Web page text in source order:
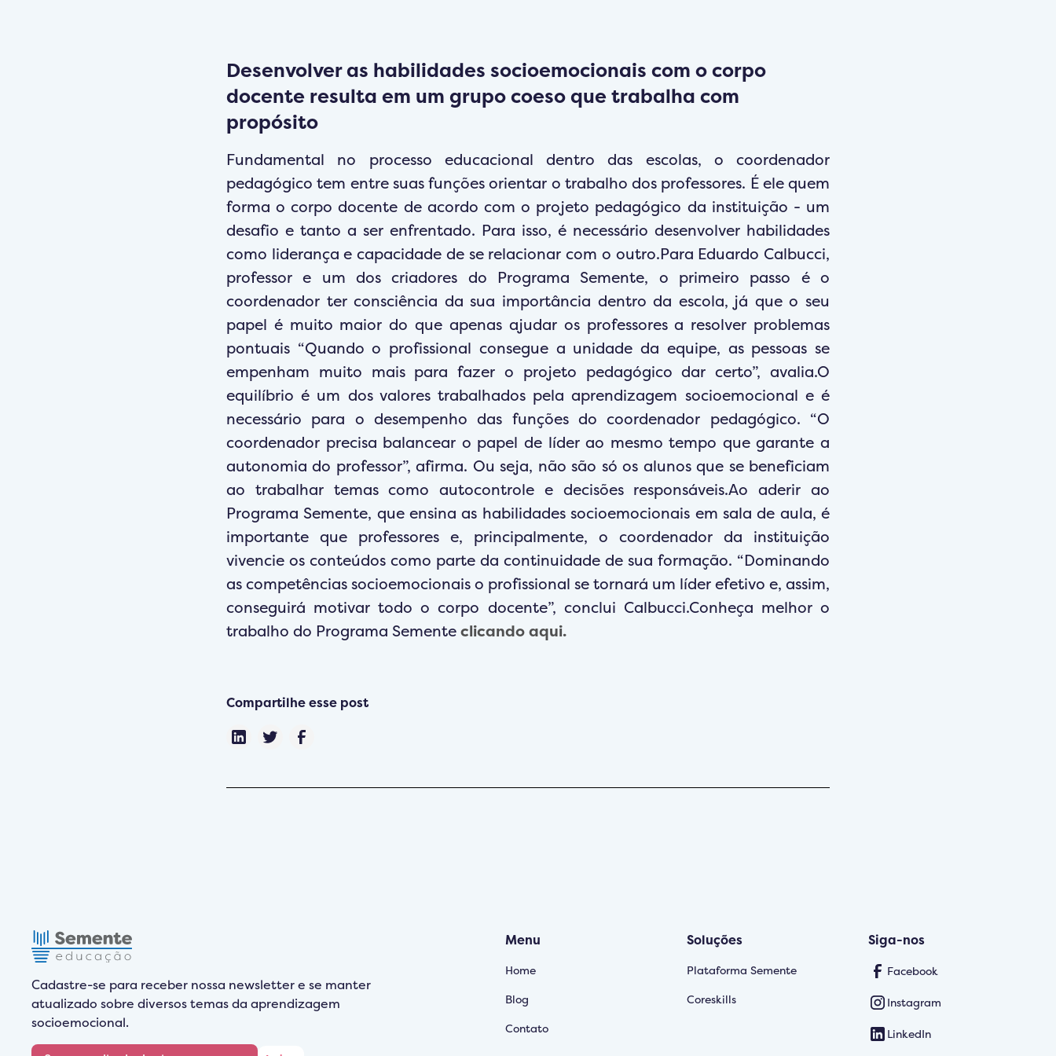
Desenvolver as habilidades socioemocionais com o corpo
docente resulta em um grupo coeso que trabalha com
propósito
Fundamental no processo educacional dentro das escolas, o coordenador
pedagógico tem entre suas funções orientar o trabalho dos professores. É ele quem
forma o corpo docente de acordo com o projeto pedagógico da instituição - um
desafio e tanto a ser enfrentado. Para isso, é necessário desenvolver habilidades
como liderança e capacidade de se relacionar com o outro.Para Eduardo Calbucci,
professor e um dos criadores do Programa Semente, o primeiro passo é o
coordenador ter consciência da sua importância dentro da escola, já que o seu
papel é muito maior do que apenas ajudar os professores a resolver problemas
pontuais “Quando o profissional consegue a unidade da equipe, as pessoas se
empenham muito mais para fazer o projeto pedagógico dar certo”, avalia.O
equilíbrio é um dos valores trabalhados pela aprendizagem socioemocional e é
necessário para o desempenho das funções do coordenador pedagógico. “O
coordenador precisa balancear o papel de líder ao mesmo tempo que garante a
autonomia do professor”, afirma. Ou seja, não são só os alunos que se beneficiam
ao trabalhar temas como autocontrole e decisões responsáveis.Ao aderir ao
Programa Semente, que ensina as habilidades socioemocionais em sala de aula, é
importante que professores e, principalmente, o coordenador da instituição
vivencie os conteúdos como parte da continuidade de sua formação. “Dominando
as competências socioemocionais o profissional se tornará um líder efetivo e, assim,
conseguirá motivar todo o corpo docente”, conclui Calbucci.Conheça melhor o
trabalho do Programa Sementeclicando aqui.
Compartilhe esse post
Cadastre-se para receber nossa newsletter e se manter
atualizado sobre diversos temas da aprendizagem
socioemocional.
Menu
Home
Blog
Contato
Soluções
Plataforma Semente
Coreskills
Siga-nos
Facebook
Instagram
LinkedIn